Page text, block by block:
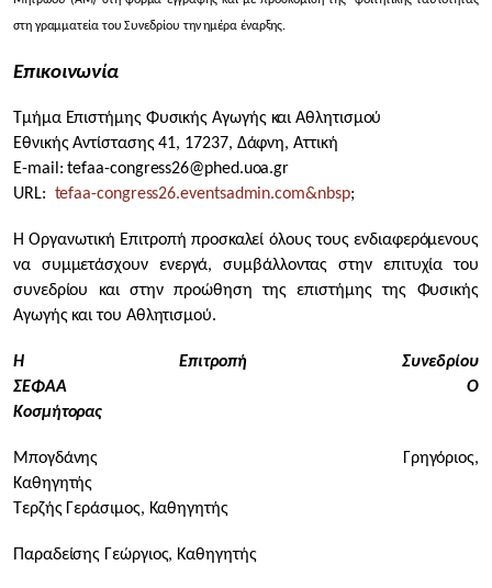
στη γραμματεία του Συνεδρίου την ημέρα έναρξης.
Επικοινωνία
Τμήμα Επιστήμης Φυσικής Αγωγής και Αθλητισμού
Εθνικής Αντίστασης 41, 17237, Δάφνη, Αττική
Ε-mail:tefaa-congress26@phed.uoa.gr
URL: tefaa-congress26.eventsadmin.com&nbsp;
Η Οργανωτική Επιτροπή προσκαλεί όλους τους ενδιαφερόμενους
να συμμετάσχουν ενεργά, συμβάλλοντας στην επιτυχία του
συνεδρίου και στην προώθηση της επιστήμης της Φυσικής
Αγωγής και του Αθλητισμού.
Η Επιτροπή Συνεδρίου
ΣΕΦΑΑ
Ο
Κοσμήτορας
Μπογδάνης Γρηγόριος,
Καθηγητής
Τερζής Γεράσιμος, Καθηγητής
Παραδείσης Γεώργιος, Καθηγητής